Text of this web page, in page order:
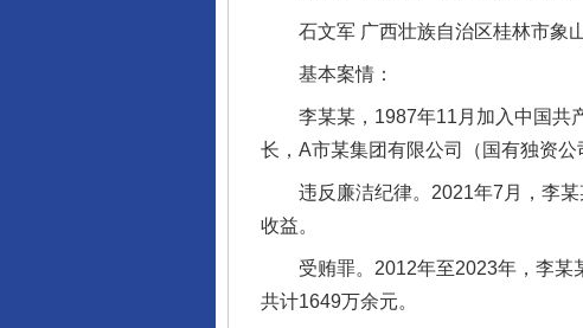
石文军 广西壮族自治区桂林市象
基本案情：
李某某，1987年11月加入中国共产
长，A市某集团有限公司（国有独资
违反廉洁纪律。2021年7月，李某
收益。
受贿罪。2012年至2023年，李某某
共计1649万余元。